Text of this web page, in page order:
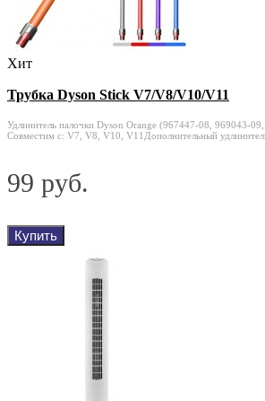
Хит
Трубка Dyson Stick V7/V8/V10/V11
Удлинитель палочки Dyson Orange (967447-08, 969043-
Совместим с: V7, V8, V10, V11Дополнительный удлинитель
99 руб.
Купить